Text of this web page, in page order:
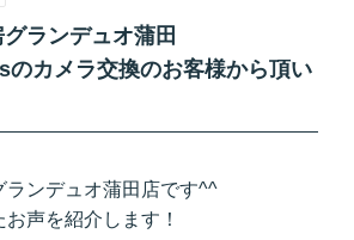
ランデュオ蒲田
カメラ交換のお客様から頂い
ランデュオ蒲田店です^^
声を紹介します！